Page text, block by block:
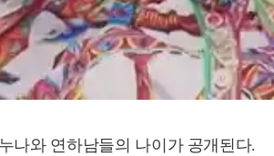
나와 연하남들의 나이가 공개된다.